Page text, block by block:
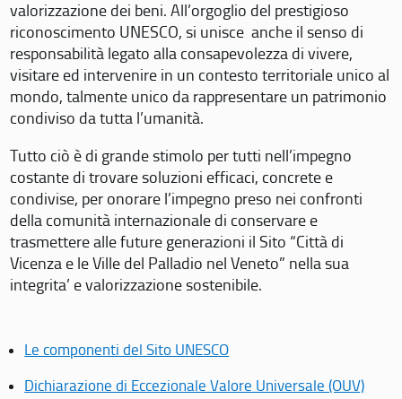
valorizzazione dei beni. All’orgoglio del prestigioso
riconoscimento UNESCO, si unisce anche il senso di
responsabilità legato alla consapevolezza di vivere,
visitare ed intervenire in un contesto territoriale unico al
mondo, talmente unico da rappresentare un patrimonio
condiviso da tutta l’umanità.
Tutto ciò è di grande stimolo per tutti nell’impegno
costante di trovare soluzioni efficaci, concrete e
condivise, per onorare l’impegno preso nei confronti
della comunità internazionale di conservare e
trasmettere alle future generazioni il Sito “Città di
Vicenza e le Ville del Palladio nel Veneto” nella sua
integrita’ e valorizzazione sostenibile.
Le componenti del Sito UNESCO
Dichiarazione di Eccezionale Valore Universale (OUV)